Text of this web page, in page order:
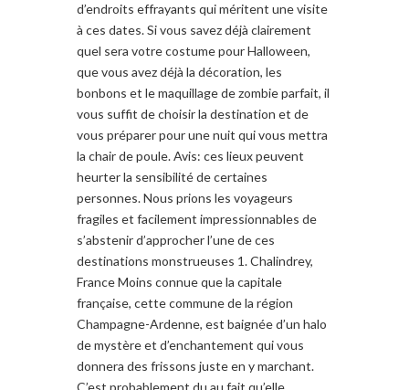
d’endroits effrayants qui méritent une visite
à ces dates. Si vous savez déjà clairement
quel sera votre costume pour Halloween,
que vous avez déjà la décoration, les
bonbons et le maquillage de zombie parfait, il
vous suffit de choisir la destination et de
vous préparer pour une nuit qui vous mettra
la chair de poule. Avis: ces lieux peuvent
heurter la sensibilité de certaines
personnes. Nous prions les voyageurs
fragiles et facilement impressionnables de
s’abstenir d’approcher l’une de ces
destinations monstrueuses 1. Chalindrey,
France Moins connue que la capitale
française, cette commune de la région
Champagne-Ardenne, est baignée d’un halo
de mystère et d’enchantement qui vous
donnera des frissons juste en y marchant.
C’est probablement du au fait qu’elle